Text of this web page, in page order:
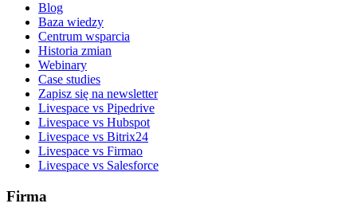
Blog
Baza wiedzy
Centrum wsparcia
Historia zmian
Webinary
Case studies
Zapisz się na newsletter
Livespace vs Pipedrive
Livespace vs Hubspot
Livespace vs Bitrix24
Livespace vs Firmao
Livespace vs Salesforce
Firma